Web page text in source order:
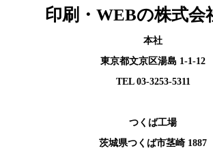
印刷・WEBの株式会
本社
東京都文京区湯島 1-1-12
TEL 03-3253-5311
つくば工場
茨城県つくば市茎崎 1887